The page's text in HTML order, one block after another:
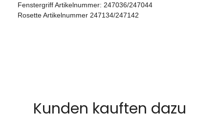
Fenstergriff Artikelnummer: 247036/247044
Rosette Artikelnummer 247134/247142
Kunden kauften dazu